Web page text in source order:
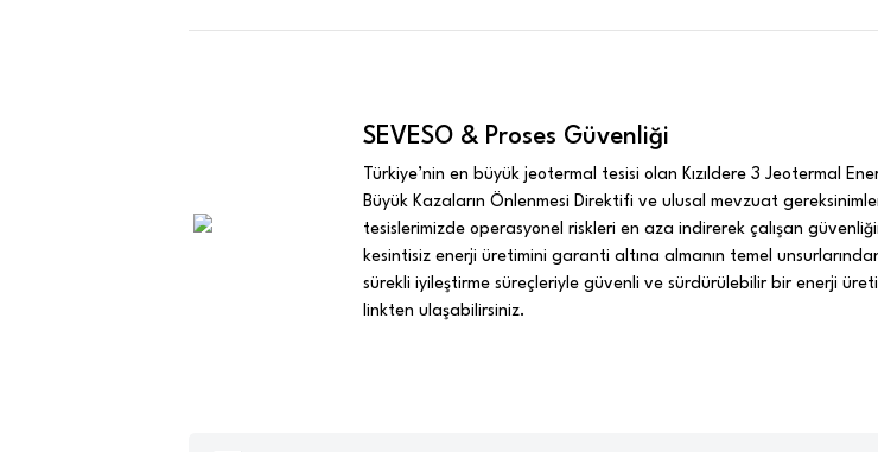
SEVESO & Proses Güvenliği
Türkiye’nin en büyük jeotermal tesisi olan Kızıldere 3 Jeotermal
Büyük Kazaların Önlenmesi Direktifi ve ulusal mevzuat
tesislerimizde operasyonel riskleri en aza indirerek çalışan
kesintisiz enerji üretimini garanti altına almanın temel
sürekli iyileştirme süreçleriyle güvenli ve sürdürülebilir bir enerji
linkten ulaşabilirsiniz.